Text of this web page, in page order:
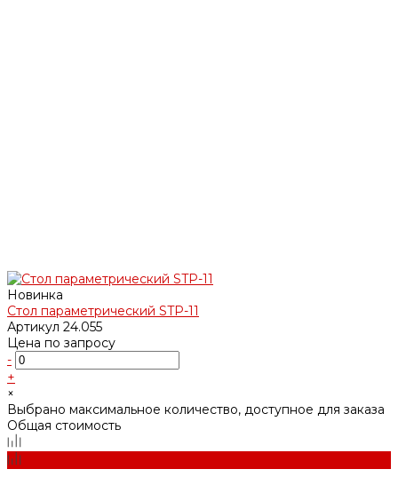
Новинка
Стол параметрический STP-11
Артикул 24.055
Цена по запросу
-
+
×
Выбрано максимальное количество, доступное для заказа
Общая стоимость